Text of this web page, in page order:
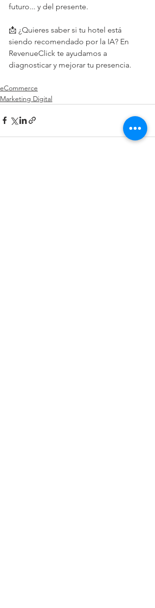
futuro... y del presente.
📩 ¿Quieres saber si tu hotel está
siendo recomendado por la IA? En
RevenueClick te ayudamos a
diagnosticar y mejorar tu presencia.
eCommerce
Marketing Digital